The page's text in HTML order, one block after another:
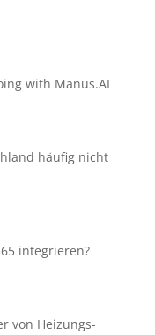
with Manus.AI
häufig nicht
integrieren?
von Heizungs-